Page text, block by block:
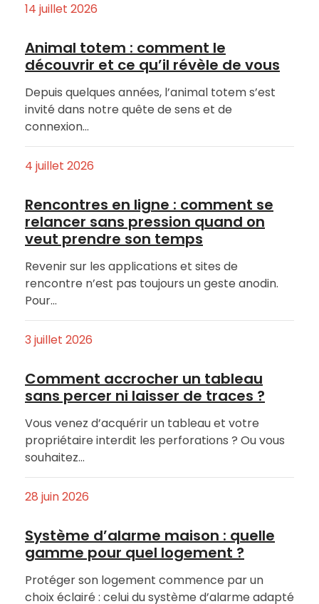
14 juillet 2026
Animal totem : comment le
découvrir et ce qu’il révèle de vous
Depuis quelques années, l’animal totem s’est
invité dans notre quête de sens et de
connexion…
4 juillet 2026
Rencontres en ligne : comment se
relancer sans pression quand on
veut prendre son temps
Revenir sur les applications et sites de
rencontre n’est pas toujours un geste anodin.
Pour…
3 juillet 2026
Comment accrocher un tableau
sans percer ni laisser de traces ?
Vous venez d’acquérir un tableau et votre
propriétaire interdit les perforations ? Ou vous
souhaitez…
28 juin 2026
Système d’alarme maison : quelle
gamme pour quel logement ?
Protéger son logement commence par un
choix éclairé : celui du système d’alarme adapté